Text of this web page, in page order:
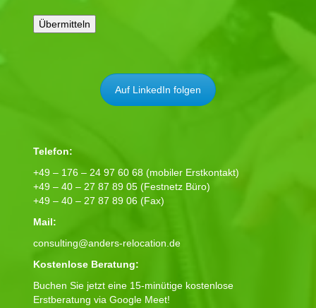
Auf LinkedIn folgen
Telefon:
+49 – 176 – 24 97 60 68 (mobiler Erstkontakt)
+49 – 40 – 27 87 89 05 (Festnetz Büro)
+49 – 40 – 27 87 89 06 (Fax)
Mail:
consulting@anders-relocation.de
Kostenlose Beratung:
Buchen Sie jetzt eine 15-minütige kostenlose
Erstberatung via Google Meet!